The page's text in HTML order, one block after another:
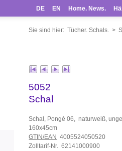
DE EN Home. News.
Sie sind hier: Tücher. Schals. >
5052
Schal
Schal, Pongé 06, naturweiß,
160x45cm
GTIN/EAN 4005524050520
Zolltarif-Nr. 62141000900